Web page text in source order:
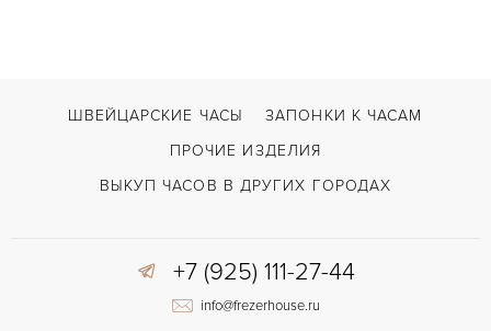
ВОЗМОЖНОСТИ ДОСТАВКИ С документами, С футляром
ЦВЕТ БРАСЛЕТА
ШВЕЙЦАРСКИЕ ЧАСЫ
ЗАПОНКИ К ЧАСАМ
ПРОЧИЕ ИЗДЕЛИЯ
ВЫКУП ЧАСОВ В ДРУГИХ ГОРОДАХ
+7 (925) 111-27-44
info@frezerhouse.ru